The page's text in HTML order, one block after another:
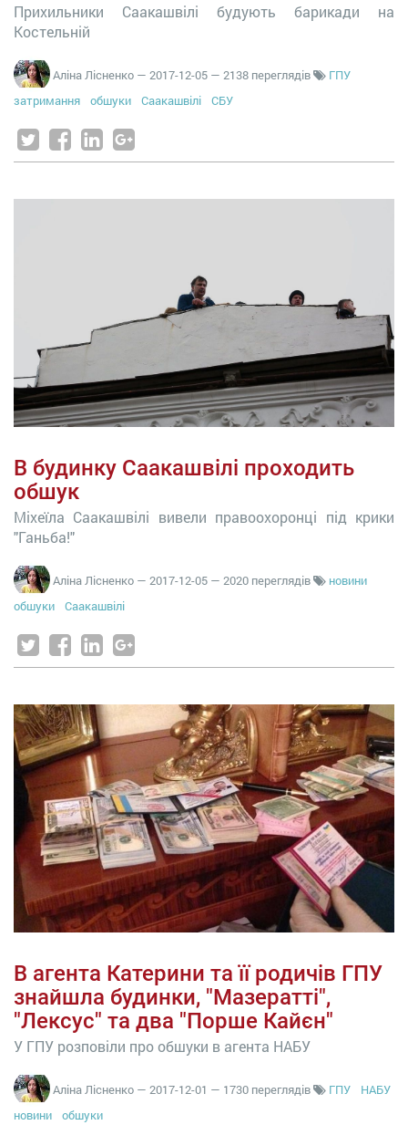
Прихильники Саакашвілі будують барикади на
Костельній
Аліна Лісненко — 2017-12-05 — 2138 переглядів
ГПУ
затримання
обшуки Саакашвілі СБУ
В будинку Саакашвілі проходить
обшук
Міхеїла Саакашвілі вивели правоохоронці під крики
"Ганьба!"
Аліна Лісненко — 2017-12-05 — 2020 переглядів
новини
обшуки
Саакашвілі
В агента Катерини та її родичів ГПУ
знайшла будинки, "Мазератті",
"Лексус" та два "Порше Кайєн"
У ГПУ розповіли про обшуки в агента НАБУ
Аліна Лісненко — 2017-12-01 — 1730 переглядів ГПУ
НАБУ
новини
обшуки